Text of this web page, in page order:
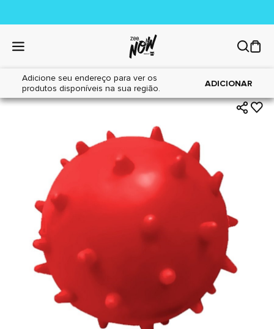
Adicione seu endereço para ver os
produtos disponíveis na sua região.
ADICIONAR
Home|Cães|Brinquedos